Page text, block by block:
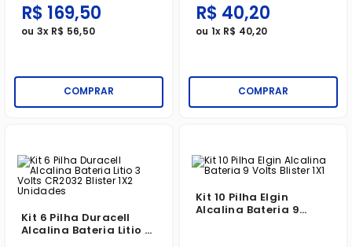
R$ 169,50
ou 3x R$ 56,50
COMPRAR
R$ 40,20
ou 1x R$ 40,20
COMPRAR
Kit 6 Pilha Duracell
Alcalina Bateria Litio 3
Kit 10 Pilha Elgin
Alcalina Bateria 9